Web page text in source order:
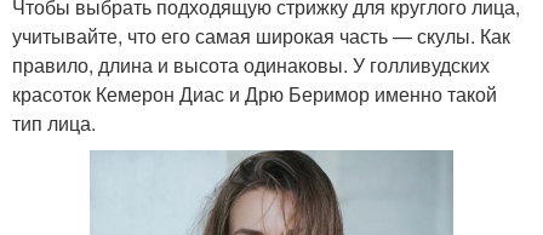
Чтобы выбрать подходящую стрижку для круглого лица,
учитывайте, что его самая широкая часть — скулы. Как
правило, длина и высота одинаковы. У голливудских
красоток Кемерон Диас и Дрю Беримор именно такой
тип лица.